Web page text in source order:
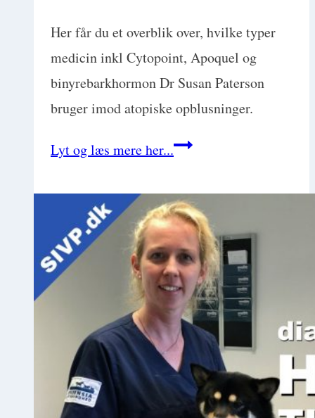
Her får du et overblik over, hvilke typer
medicin inkl Cytopoint, Apoquel og
binyrebarkhormon Dr Susan Paterson
bruger imod atopiske opblusninger.
Lyt og læs mere her...Få
på
allergiske
flare-
ups
med
Dr.
Sue
Paterson